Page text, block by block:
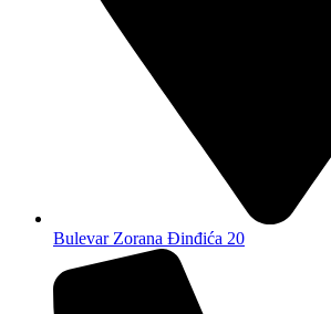
Bulevar Zorana Đinđića 20